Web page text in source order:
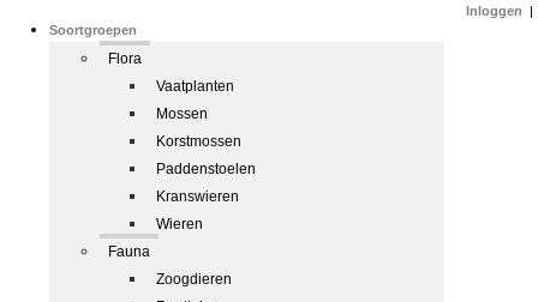
Soortgroepen
Flora
Vaatplanten
Mossen
Korstmossen
Paddenstoelen
Kranswieren
Wieren
Fauna
Zoogdieren
Inloggen |